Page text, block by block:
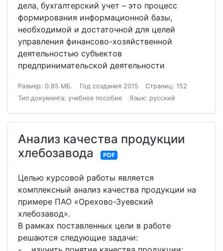
дела, бухгалтерский учет – это процесс
формирования информационной базы,
необходимой и достаточной для целей
управления финансово-хозяйственной
деятельностью субъектов
предпринимательской деятельности
Размер: 0.85 МБ. Год создания 2015
Страниц: 152
Тип документа: учебное пособие
Язык: русский
Анализ качества продукции
хлебозавода
PDF
Целью курсовой работы является
комплексный анализ качества продукции на
примере ПАО «Орехово-Зуевский
хлебозавод».
В рамках поставленных цели в работе
решаются следующие задачи: